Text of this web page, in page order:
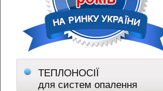
ТЕПЛОНОСІЇ
для систем опалення